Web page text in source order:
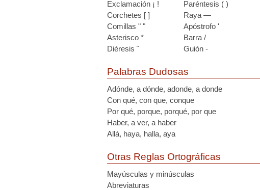
Exclamación ¡ !
Paréntesis ( )
Corchetes [ ]
Raya —
Comillas " "
Apóstrofo '
Asterisco *
Barra /
Diéresis ¨
Guión -
Palabras Dudosas
Adónde, a dónde, adonde, a donde
Con qué, con que, conque
Por qué, porque, porqué, por que
Haber, a ver, a haber
Allá, haya, halla, aya
Otras Reglas Ortográficas
Mayúsculas y minúsculas
Abreviaturas